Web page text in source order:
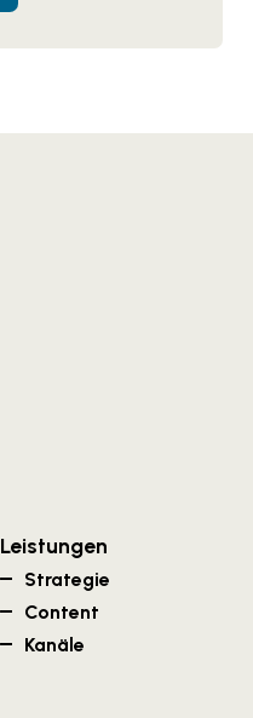
Leistungen
Strategie
Content
Kanäle